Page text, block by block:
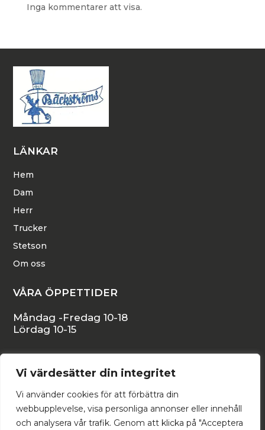
Vi värdesätter din integritet
Vi använder cookies för att förbättra din
webbupplevelse, visa personliga annonser eller innehåll
och analysera vår trafik. Genom att klicka på "Acceptera
Inga kommentarer att visa.
LÄNKAR
Hem
Dam
Herr
Trucker
Stetson
Om oss
VÅRA ÖPPETTIDER
Måndag -Fredag 10-18
Lördag 10-15
Stora Östergatan 16, 271 34 YSTAD
backstromshattar@telia.com
0411-55 53 35